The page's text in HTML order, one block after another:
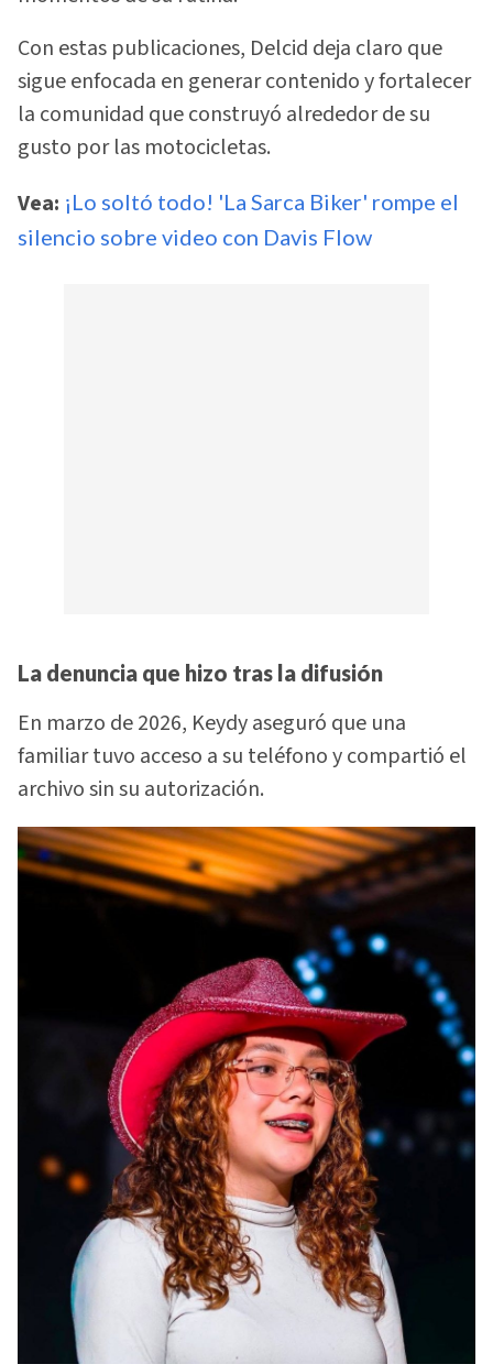
Con estas publicaciones, Delcid deja claro que
sigue enfocada en generar contenido y fortalecer
la comunidad que construyó alrededor de su
gusto por las motocicletas.
Vea: ¡Lo soltó todo! 'La Sarca Biker' rompe el
silencio sobre video con Davis Flow
La denuncia que hizo tras la difusión
En marzo de 2026, Keydy aseguró que una
familiar tuvo acceso a su teléfono y compartió el
archivo sin su autorización.